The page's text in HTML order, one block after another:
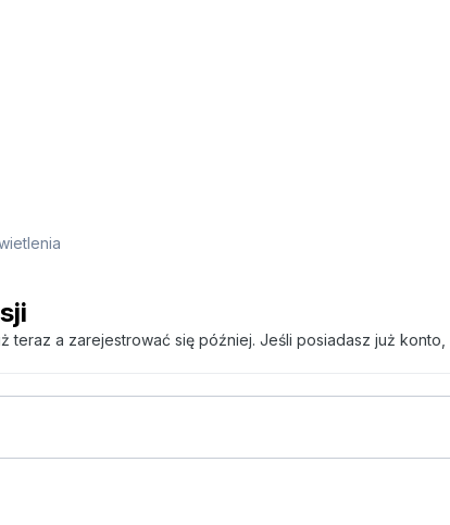
teraz a zarejestrować się później. Jeśli posiadasz już konto,